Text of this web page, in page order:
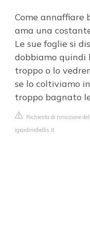
Come annaffiare
ama una
Le sue foglie si
dobbiamo quindi
troppo o lo
se lo coltiviamo
troppo bagnato
Richiesta di rimozione
igiardinidiellis.it